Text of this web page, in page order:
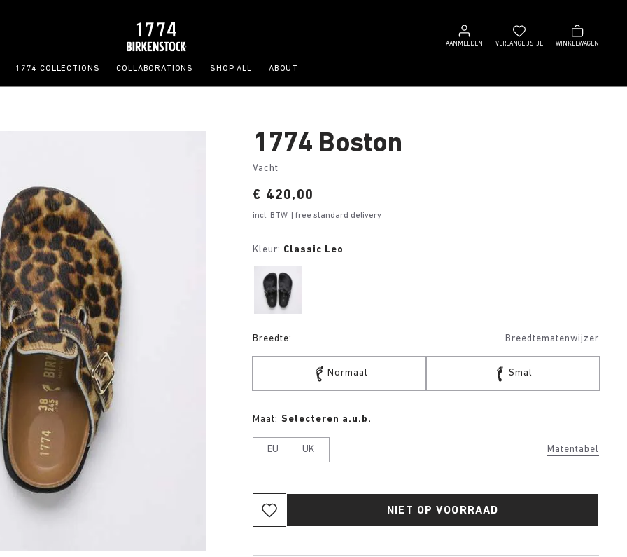
AANMELDEN
Aanmelden
VERLANGLIJSTJE
Verlanglijstje
WINKELWAGEN
Winkelwagen
1774 COLLECTIONS COLLABORATIONS SHOP ALL ABOUT
1774 Boston
Vacht
Price:
€ 420,00
incl. BTW | freestandard delivery
Kleur: Classic Leo
Breedte: Breedtematenwijzer
Normaal Smal
Matentabel
Maat: Selecteren a.u.b.
EU UK
NIET OP VOORRAAD